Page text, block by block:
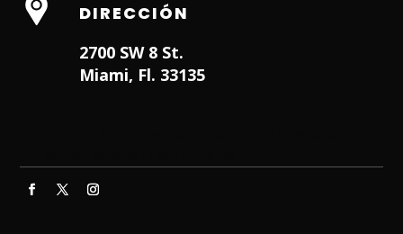
DIRECCIÓN
2700 SW 8 St.
Miami, Fl. 33135